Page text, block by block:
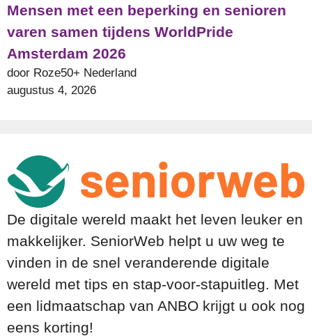
Mensen met een beperking en senioren
varen samen tijdens WorldPride
Amsterdam 2026
door Roze50+ Nederland
augustus 4, 2026
De digitale wereld maakt het leven leuker en
makkelijker. SeniorWeb helpt u uw weg te
vinden in de snel veranderende digitale
wereld met tips en stap-voor-stapuitleg. Met
een lidmaatschap van ANBO krijgt u ook nog
eens korting!